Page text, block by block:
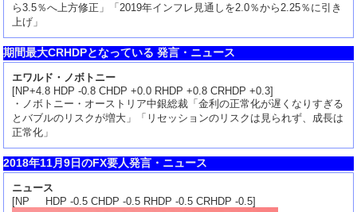
ら3.5％へ上方修正」「2019年インフレ見通しを2.0％から2.25％に引き
上げ」
期間最大CRHDPとなっている 発言・ニュース
エワルド・ノボトニー
[NP+4.8 HDP -0.8 CHDP +0.0 RHDP +0.8 CRHDP +0.3]
・ノボトニー・オーストリア中銀総裁「金利の正常化が遅くなりすぎる
とバブルのリスクが増大」「リセッションのリスクは見られず、成長は
正常化」
2018年11月9日のFX要人発言・ニュース
ニュース
[NP HDP -0.5 CHDP -0.5 RHDP -0.5 CRHDP -0.5]